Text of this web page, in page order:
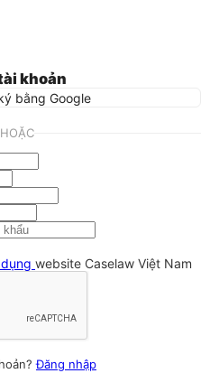
khoản
bằng Google
HOẶC
website Caselaw Việt Nam
Đăng nhập